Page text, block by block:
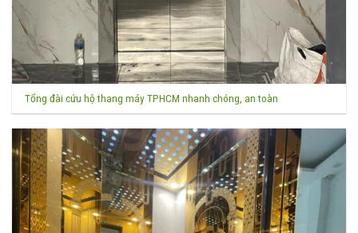
Tổng đài cứu hộ thang máy TPHCM nhanh chóng, an toàn